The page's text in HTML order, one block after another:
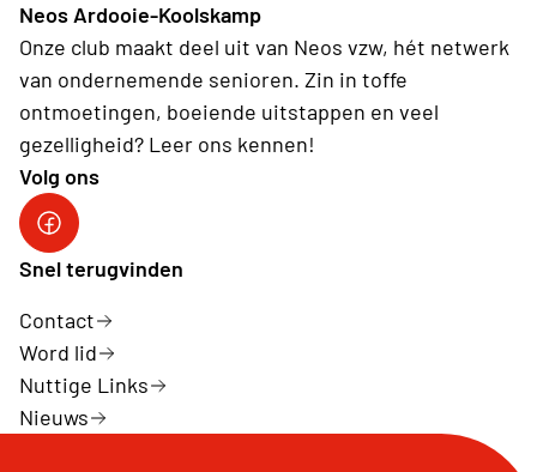
Neos Ardooie-Koolskamp
Onze club maakt deel uit van Neos vzw, hét netwerk
van ondernemende senioren. Zin in toffe
ontmoetingen, boeiende uitstappen en veel
gezelligheid? Leer ons kennen!
Volg ons
Neos Ardooie-Koolskamp
Snel terugvinden
Contact
Word lid
Nuttige Links
Nieuws